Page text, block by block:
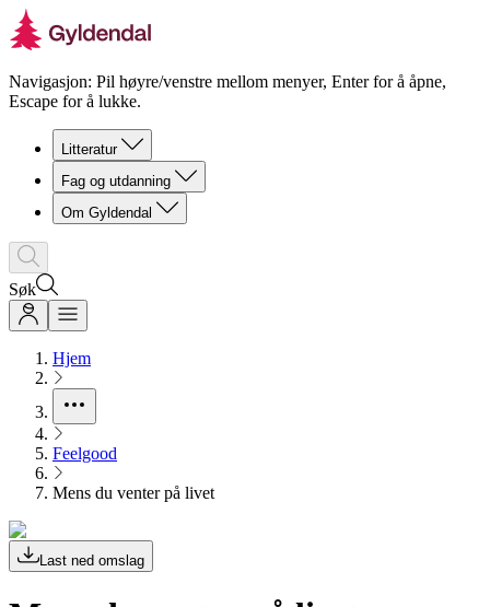
Navigasjon: Pil høyre/venstre mellom menyer, Enter for å åpne,
Escape for å lukke.
Litteratur
Fag og utdanning
Om Gyldendal
Søk
Hjem
Feelgood
Mens du venter på livet
Last ned omslag